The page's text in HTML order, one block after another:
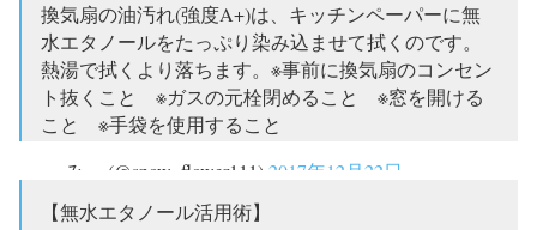
換気扇の油汚れ(強度A+)は、キッチンペーパーに無
水エタノールをたっぷり染み込ませて拭くのです。
熱湯で拭くより落ちます。※事前に換気扇のコンセン
ト抜くこと ※ガスの元栓閉めること ※窓を開ける
こと ※手袋を使用すること
— みぃ (@snow_flower111) 2017年12月22日
【無水エタノール活用術】